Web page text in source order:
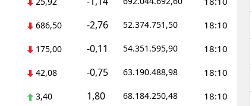
Ordu
Rize
Sakarya
Samsun
Siirt
686,50 -2,76 52.374.751,50 18:10
175,00 -0,11 54.351.595,90 18:10
42,08 -0,75 63.190.488,98 18:10
3,40 1,80 68.184.250,48 18:10